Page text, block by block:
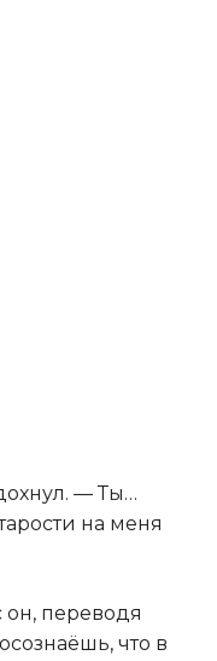
— Ты…
на меня
переводя
что в